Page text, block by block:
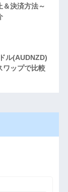
＆決済方法～
ル(AUDNZD)
ワップで比較